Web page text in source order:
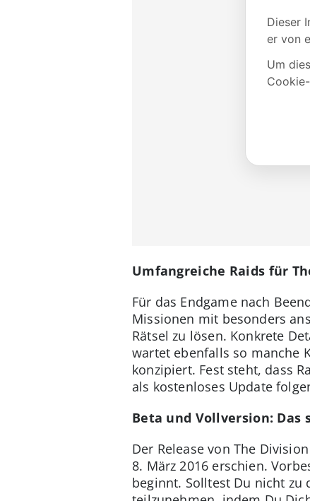
Umfangreiche Raids für
Für das Endgame nach
Missionen mit besonders
Rätsel zu lösen. Konkrete
wartet ebenfalls so manche
konzipiert. Fest steht, dass
als kostenloses Update
Beta und Vollversion:
Der Release von The
8. März 2016 erschien.
beginnt. Solltest Du nicht zu